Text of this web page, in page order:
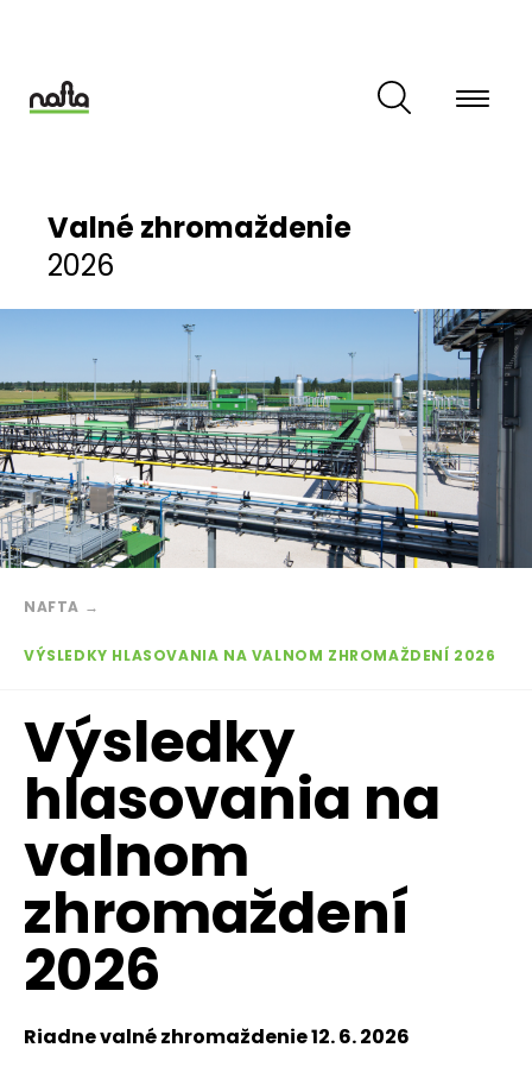
hlavný
Valné zhromaždenie
2026
Breadcrumb
NAFTA →
VÝSLEDKY HLASOVANIA NA VALNOM ZHROMAŽDENÍ 2026
Výsledky
hlasovania na
valnom
zhromaždení
2026
Riadne valné zhromaždenie 12. 6. 2026